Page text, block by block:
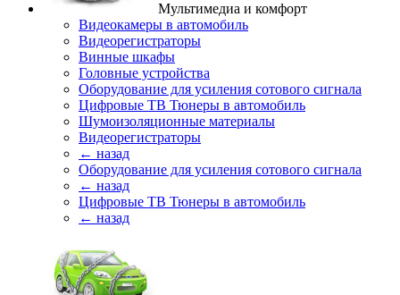
Мультимедиа и комфорт
Видеокамеры в автомобиль
Видеорегистраторы
Винные шкафы
Головные устройства
Оборудование для усиления сотового сигнала
Цифровые ТВ Тюнеры в автомобиль
Шумоизоляционные материалы
Видеорегистраторы
← назад
Оборудование для усиления сотового сигнала
← назад
Цифровые ТВ Тюнеры в автомобиль
← назад